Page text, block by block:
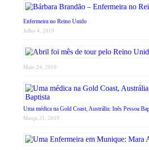
Enfermeira no Reino Unido
Julho 4, 2019
Maio 24, 2019
Uma médica na Gold Coast, Austrália: Inês Pessoa
Março 21, 2019